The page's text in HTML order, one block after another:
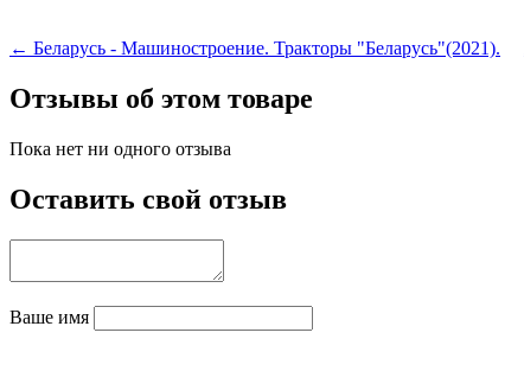
← Беларусь - Машиностроение. Тракторы "Беларусь"(2021).
Отзывы об этом товаре
Пока нет ни одного отзыва
Оставить свой отзыв
Ваше имя